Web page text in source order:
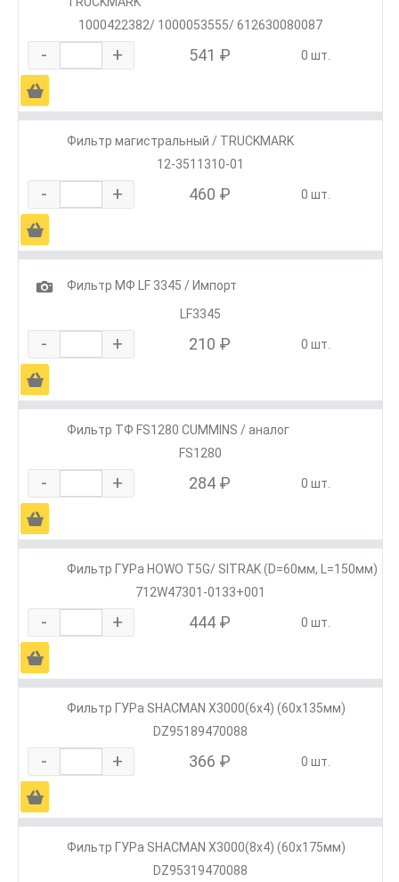
1000422382/ 1000053555/ 612630080087
- + 541 ₽ 0 шт.
Ä
Фильтр магистральный / TRUCKMARK
12-3511310-01
- + 460 ₽ 0 шт.
Ä
1
Фильтр МФ LF 3345 / Импорт
LF3345
- + 210 ₽ 0 шт.
Ä
Фильтр ТФ FS1280 CUMMINS / аналог
FS1280
- + 284 ₽ 0 шт.
Ä
Фильтр ГУРа HOWO T5G/ SITRAK (D=60мм, L=150мм)
712W47301-0133+001
- + 444 ₽ 0 шт.
Ä
Фильтр ГУРа SHACMAN X3000(6х4) (60х135мм)
DZ95189470088
- + 366 ₽ 0 шт.
Ä
Фильтр ГУРа SHACMAN X3000(8х4) (60х175мм)
DZ95319470088